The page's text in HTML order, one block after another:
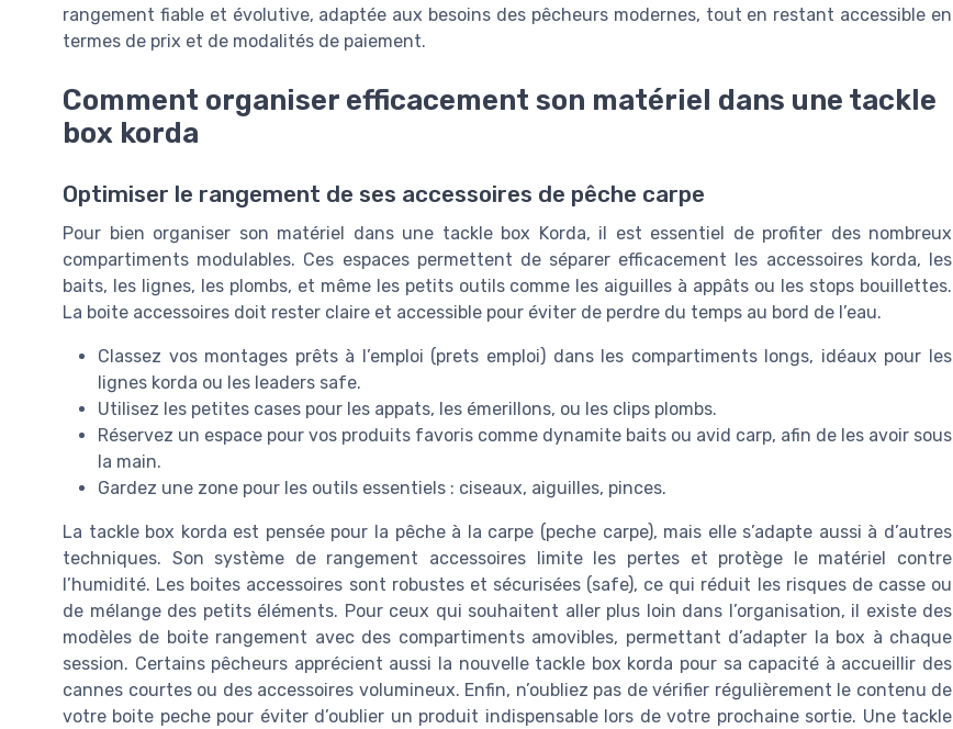
rangement fiable et évolutive, adaptée aux besoins des pêcheurs modernes, tout en restant accessible en
termes de prix et de modalités de paiement.
Comment organiser efficacement son matériel dans une tackle
box korda
Optimiser le rangement de ses accessoires de pêche carpe
Pour bien organiser son matériel dans une tackle box Korda, il est essentiel de profiter des nombreux
compartiments modulables. Ces espaces permettent de séparer efficacement les accessoires korda, les
baits, les lignes, les plombs, et même les petits outils comme les aiguilles à appâts ou les stops bouillettes.
La boite accessoires doit rester claire et accessible pour éviter de perdre du temps au bord de l’eau.
Classez vos montages prêts à l’emploi (prets emploi) dans les compartiments longs, idéaux pour les
lignes korda ou les leaders safe.
Utilisez les petites cases pour les appats, les émerillons, ou les clips plombs.
Réservez un espace pour vos produits favoris comme dynamite baits ou avid carp, afin de les avoir sous
la main.
Gardez une zone pour les outils essentiels : ciseaux, aiguilles, pinces.
La tackle box korda est pensée pour la pêche à la carpe (peche carpe), mais elle s’adapte aussi à d’autres
techniques. Son système de rangement accessoires limite les pertes et protège le matériel contre
l’humidité. Les boites accessoires sont robustes et sécurisées (safe), ce qui réduit les risques de casse ou
de mélange des petits éléments. Pour ceux qui souhaitent aller plus loin dans l’organisation, il existe des
modèles de boite rangement avec des compartiments amovibles, permettant d’adapter la box à chaque
session. Certains pêcheurs apprécient aussi la nouvelle tackle box korda pour sa capacité à accueillir des
cannes courtes ou des accessoires volumineux. Enfin, n’oubliez pas de vérifier régulièrement le contenu de
votre boite peche pour éviter d’oublier un produit indispensable lors de votre prochaine sortie. Une tackle